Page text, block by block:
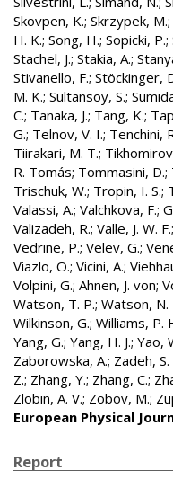
Skovpen, K.; Skrzypek, M.;
H. K.; Song, H.; Sopicki, P.;
Stachel, J.; Stakia, A.;
Stivanello, F.; Stöckinger,
M. K.; Sultansoy, S.;
C.; Tanaka, J.; Tang, K.;
G.; Telnov, V. I.; Tenchini,
Tiirakari, M. T.;
R. Tomás; Tommasini, D.;
Trischuk, W.; Tropin, I. S.;
Valassi, A.; Valchkova, F.;
Valizadeh, R.; Valle, J. W. F.;
Vedrine, P.; Velev, G.;
Viazlo, O.; Vicini, A.;
Volpini, G.; Ahnen, J. von;
Watson, T. P.; Watson, N.
Wilkinson, G.; Williams, P.
Yang, G.; Yang, H. J.; Yao,
Zaborowska, A.; Zadeh, S.
Z.; Zhang, Y.; Zhang, C.;
Zlobin, A. V.; Zobov, M.;
European Physical
Report